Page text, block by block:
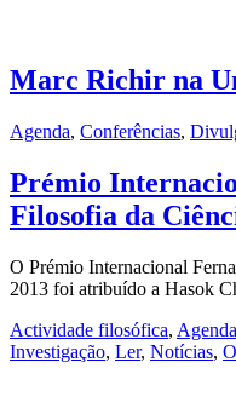
Marc Richir na
Agenda, Conferências,
Prémio
Filosofia da
O Prémio Internacional
2013 foi atribuído a Hasok
Actividade filosófica, Agenda
Investigação, Ler, Notícias,